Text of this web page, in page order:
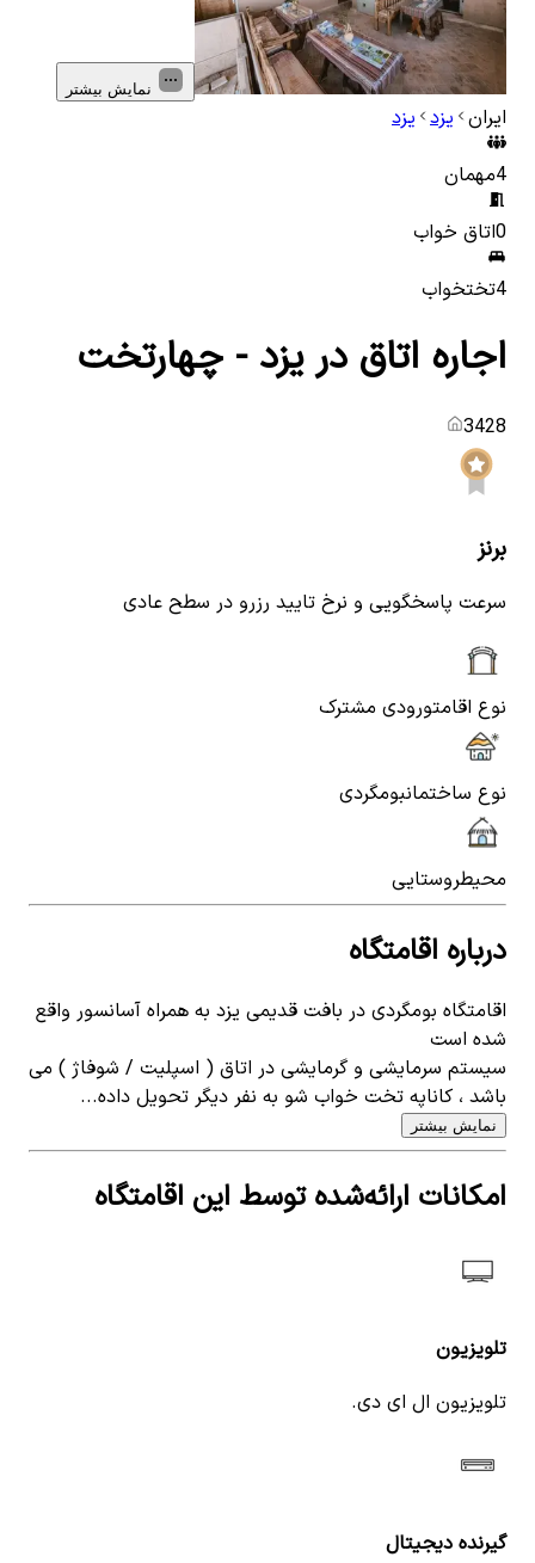
نمایش بیشتر
ایران یزد یزد
4مهمان
0اتاق خواب
4تختخواب
اجاره اتاق در یزد - چهارتخت
3428
برنز
سرعت پاسخگویی و نرخ تایید رزرو در سطح عادی
نوع اقامتورودی مشترک
نوع ساختمانبومگردی
محیطروستایی
درباره اقامتگاه
اقامتگاه بومگردی در بافت قدیمی یزد به همراه آسانسور واقع
شده است
سیستم سرمایشی و گرمایشی در اتاق ( اسپلیت / شوفاژ ) می
باشد ، کاناپه تخت خواب شو به نفر دیگر تحویل داده...
نمایش بیشتر
امکانات ارائه‌شده توسط این اقامتگاه
تلویزیون
تلویزیون ال ای دی.
گیرنده دیجیتال